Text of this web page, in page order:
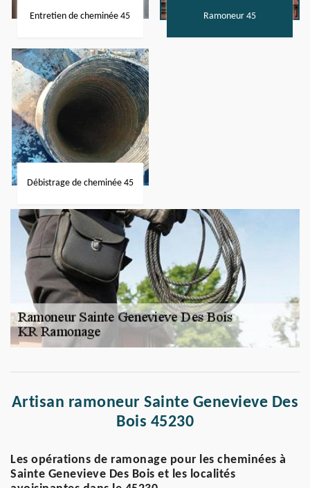
Entretien de cheminée 45 Ramoneur 45
Débistrage de cheminée 45
Artisan ramoneur Sainte Genevieve Des
Bois 45230
Les opérations de ramonage pour les cheminées à
Sainte Genevieve Des Bois et les localités